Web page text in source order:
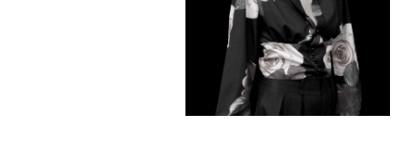
Profil LinkedIn